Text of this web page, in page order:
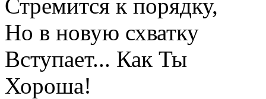
Стремится к порядку,
Но в новую схватку
Вступает... Как Ты
Хороша!